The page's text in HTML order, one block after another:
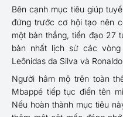
Bên cạnh mục tiêu giúp
đứng trước cơ hội tạo nên
một bàn thắng, tiền đạo 27
bàn nhất lịch sử các vòng
Leônidas da Silva và
Người hâm mộ trên toàn
Mbappé tiếp tục điền tên
Nếu hoàn thành mục tiêu